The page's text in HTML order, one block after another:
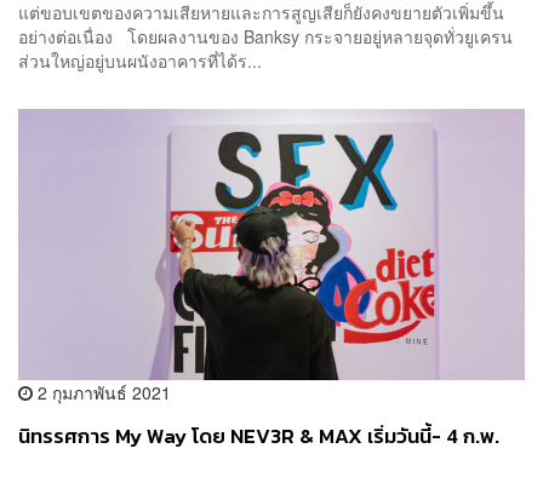
แต่ขอบเขตของความเสียหายและการสูญเสียก็ยังคงขยายตัวเพิ่มขึ้น
อย่างต่อเนื่อง โดยผลงานของ Banksy กระจายอยู่หลายจุดทั่วยูเครน
ส่วนใหญ่อยู่บนผนังอาคารที่ได้ร...
2 กุมภาพันธ์ 2021
นิทรรศการ My Way โดย NEV3R & MAX เริ่มวันนี้- 4 ก.พ.